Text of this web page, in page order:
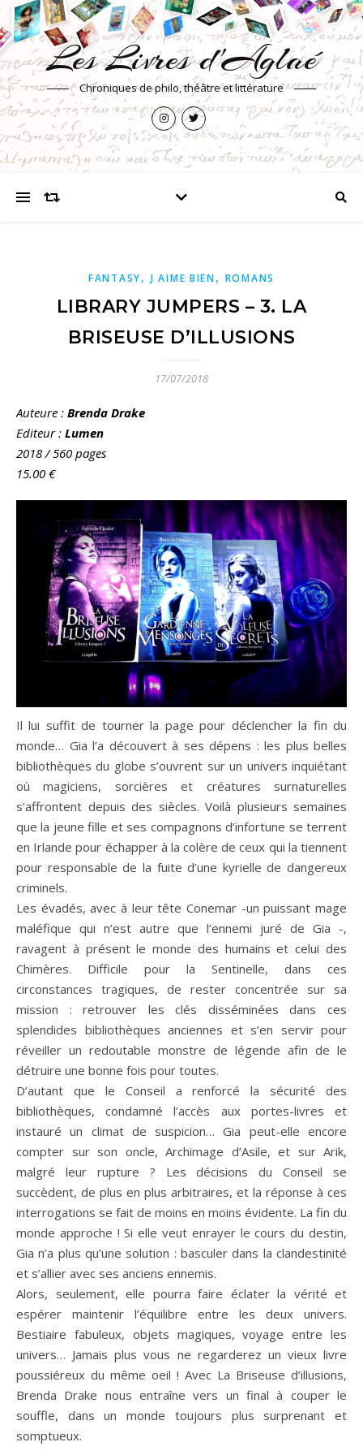
Les Livres d'Aglaé
Chroniques de philo, théâtre et littérature
FANTASY, J AIME BIEN, ROMANS
LIBRARY JUMPERS – 3. LA
BRISEUSE D’ILLUSIONS
17/07/2018
Auteure : Brenda Drake
Editeur : Lumen
2018 / 560 pages
15.00 €
Il lui suffit de tourner la page pour déclencher la fin du
monde… Gia l’a découvert à ses dépens : les plus belles
bibliothèques du globe s’ouvrent sur un univers inquiétant
où magiciens, sorcières et créatures surnaturelles
s’affrontent depuis des siècles. Voilà plusieurs semaines
que la jeune fille et ses compagnons d’infortune se terrent
en Irlande pour échapper à la colère de ceux qui la tiennent
pour responsable de la fuite d’une kyrielle de dangereux
criminels.
Les évadés, avec à leur tête Conemar -un puissant mage
maléfique qui n’est autre que l’ennemi juré de Gia -,
ravagent à présent le monde des humains et celui des
Chimères. Difficile pour la Sentinelle, dans ces
circonstances tragiques, de rester concentrée sur sa
mission : retrouver les clés disséminées dans ces
splendides bibliothèques anciennes et s’en servir pour
réveiller un redoutable monstre de légende afin de le
détruire une bonne fois pour toutes.
D’autant que le Conseil a renforcé la sécurité des
bibliothèques, condamné l’accès aux portes-livres et
instauré un climat de suspicion… Gia peut-elle encore
compter sur son oncle, Archimage d’Asile, et sur Arik,
malgré leur rupture ? Les décisions du Conseil se
succèdent, de plus en plus arbitraires, et la réponse à ces
interrogations se fait de moins en moins évidente. La fin du
monde approche ! Si elle veut enrayer le cours du destin,
Gia n’a plus qu’une solution : basculer dans la clandestinité
et s’allier avec ses anciens ennemis.
Alors, seulement, elle pourra faire éclater la vérité et
espérer maintenir l’équilibre entre les deux univers.
Bestiaire fabuleux, objets magiques, voyage entre les
univers… Jamais plus vous ne regarderez un vieux livre
poussiéreux du même oeil ! Avec La Briseuse d’illusions,
Brenda Drake nous entraîne vers un final à couper le
souffle, dans un monde toujours plus surprenant et
somptueux.